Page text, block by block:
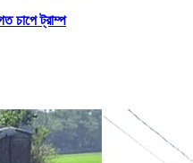
চাপে ট্রাম্প